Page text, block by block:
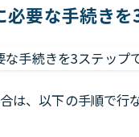
要な手続き
は、以下の手順で行